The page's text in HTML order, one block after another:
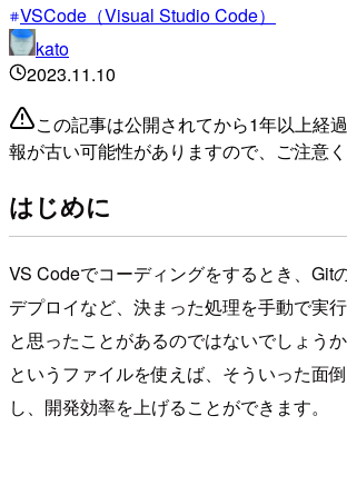
VSCode（Visual Studio Code）
kato
2023.11.10
この記事は公開されてから1年以上経
報が古い可能性がありますので、ご注意く
はじめに
VS Codeでコーディングをするとき、Git
デプロイなど、決まった処理を手動で実
と思ったことがあるのではないでしょうか
というファイルを使えば、そういった面
し、開発効率を上げることができます。